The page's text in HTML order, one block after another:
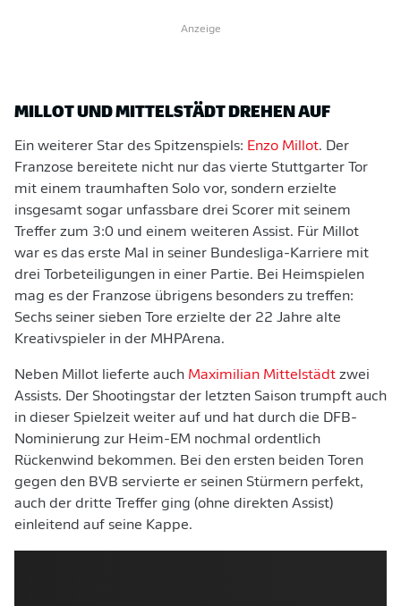
Anzeige
MILLOT UND MITTELSTÄDT DREHEN AUF
Ein weiterer Star des Spitzenspiels: Enzo Millot. Der
Franzose bereitete nicht nur das vierte Stuttgarter Tor
mit einem traumhaften Solo vor, sondern erzielte
insgesamt sogar unfassbare drei Scorer mit seinem
Treffer zum 3:0 und einem weiteren Assist. Für Millot
war es das erste Mal in seiner Bundesliga-Karriere mit
drei Torbeteiligungen in einer Partie. Bei Heimspielen
mag es der Franzose übrigens besonders zu treffen:
Sechs seiner sieben Tore erzielte der 22 Jahre alte
Kreativspieler in der MHPArena.
Neben Millot lieferte auch Maximilian Mittelstädt zwei
Assists. Der Shootingstar der letzten Saison trumpft auch
in dieser Spielzeit weiter auf und hat durch die DFB-
Nominierung zur Heim-EM nochmal ordentlich
Rückenwind bekommen. Bei den ersten beiden Toren
gegen den BVB servierte er seinen Stürmern perfekt,
auch der dritte Treffer ging (ohne direkten Assist)
einleitend auf seine Kappe.